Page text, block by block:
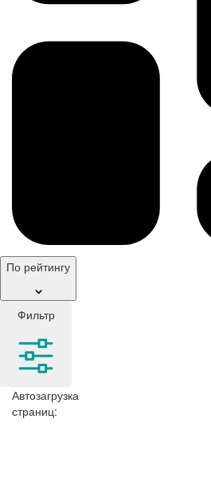
По рейтингу
Фильтр
Автозагрузка
страниц: